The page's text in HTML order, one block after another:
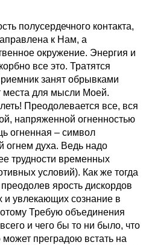
полусердечного контакта,
к Нам, а
окружение. Энергия и
все это. Тратятся
занят обрывками
места для мысли Моей.
Преодолевается все, вся
напряженной огненностью
огненная – символ
огнем духа. Ведь надо
трудности временных
условий). Как же тогда
ярость дискордов
увлекающих сознание в
Требую объединения
и чего бы то ни было, что
преградою встать на